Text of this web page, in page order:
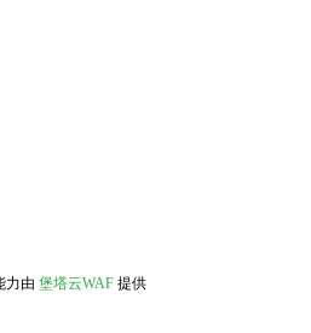
力由 堡塔云WAF 提供